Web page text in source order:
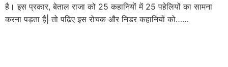
है। इस प्रकार, बेताल राजा को 25 कहानियों में 25 पहेलियों का सामना
करना पड़ता है| तो पढ़िए इस रोचक और निडर कहानियों को……